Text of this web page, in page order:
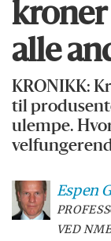
alle
KRONIKK:
til
ulempe.
Espen
VED